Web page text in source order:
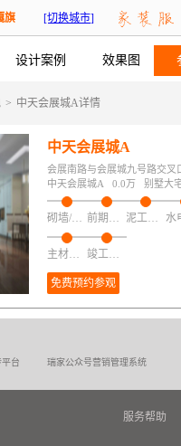
旗 [切换城市]
设计案例 效果图
> 中天会展城A详情
中天会展城A
会展南路与会展城九号路交
中天会展城A
0.0万 别墅大
砌墙/加建/拆改/保护 前期磁粉找平 泥工项目
主材安装 竣工验收
免费预约参观
台 瑞家公众号营销管理系统
服务帮助